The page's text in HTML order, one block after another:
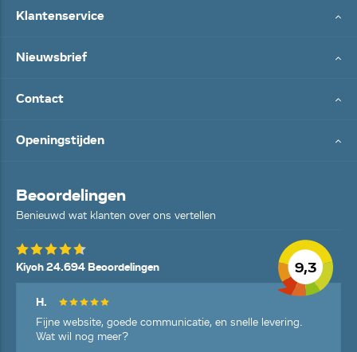
Klantenservice
Nieuwsbrief
Contact
Openingstijden
Beoordelingen
Benieuwd wat klanten over ons vertellen
9,3
Kiyoh 24.694 Beoordelingen
H.
Fijne website, goede communicatie, en snelle levering.
Wat wil nog meer?